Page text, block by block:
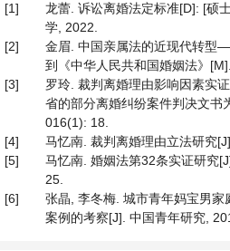
[1]
龙蕾. 诉讼离婚法定标准[D]: [硕
学, 2022.
[2]
金眉. 中国亲属法的近现代转型
到《中华人民共和国婚姻法》
[3]
罗玲. 裁判离婚理由影响因素
省的部分离婚纠纷案件判决文书
016(1): 18.
[4]
马忆南. 裁判离婚理由立法研究
[5]
马忆南. 婚姻法第32条实证研究
25.
[6]
张晶, 李冬梅. 城市青年妈宝男
案例的考察[J]. 中国青年研究,